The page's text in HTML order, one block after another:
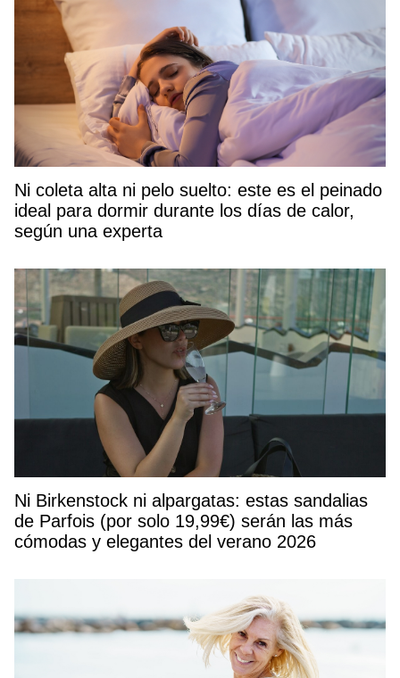
Ni coleta alta ni pelo suelto: este es el peinado
ideal para dormir durante los días de calor,
según una experta
Ni Birkenstock ni alpargatas: estas sandalias
de Parfois (por solo 19,99€) serán las más
cómodas y elegantes del verano 2026